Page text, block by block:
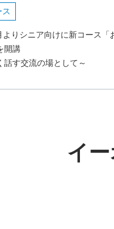
りシニア向けに新コース「
開講
話す交流の場として～
イ